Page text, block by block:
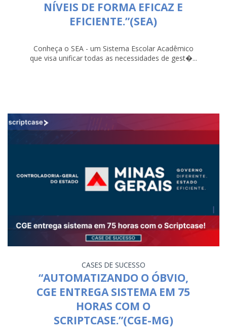
NÍVEIS DE FORMA EFICAZ E
EFICIENTE.”(SEA)
Conheça o SEA - um Sistema Escolar Acadêmico
que visa unificar todas as necessidades de gest�...
CASES DE SUCESSO
“AUTOMATIZANDO O ÓBVIO,
CGE ENTREGA SISTEMA EM 75
HORAS COM O
SCRIPTCASE.”(CGE-MG)